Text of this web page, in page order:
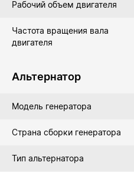
Рабочий объем двигателя
Частота вращения вала
двигателя
Альтернатор
Модель генератора
Страна сборки генератора
Тип альтернатора